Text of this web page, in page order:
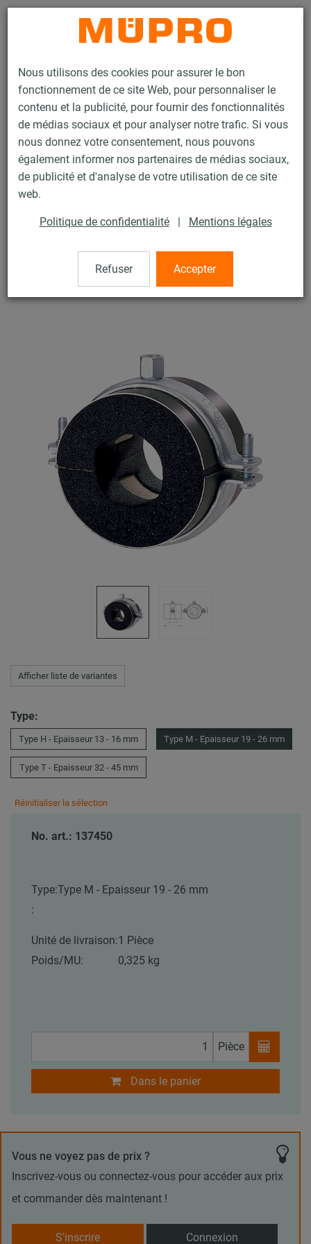
Nous utilisons des cookies pour assurer le bon
fonctionnement de ce site Web, pour personnaliser le
contenu et la publicité, pour fournir des fonctionnalités
de médias sociaux et pour analyser notre trafic. Si vous
nous donnez votre consentement, nous pouvons
également informer nos partenaires de médias sociaux,
de publicité et d'analyse de votre utilisation de ce site
web.
Politique de confidentialité | Mentions légales
Refuser Accepter
Contact
Produits Technique de fixation
Colliers
Collier coquille ARMAFLEX®
Collier coquille ARMAFLEX®
Collier Armaflex 70/19
Afficher liste de variantes
Type:
Type H - Epaisseur 13 - 16 mm Type M - Epaisseur 19 - 26 mm
Type T - Epaisseur 32 - 45 mm
Réinitialiser la sélection
No. art.: 137450
Type:Type M - Epaisseur 19 - 26 mm
:
Unité de livraison:1 Pièce
Poids/MU:
0,325 kg
Pièce
Dans le panier
Vous ne voyez pas de prix ?
Inscrivez-vous ou connectez-vous pour accéder aux prix
et commander dès maintenant !
S'inscrire Connexion